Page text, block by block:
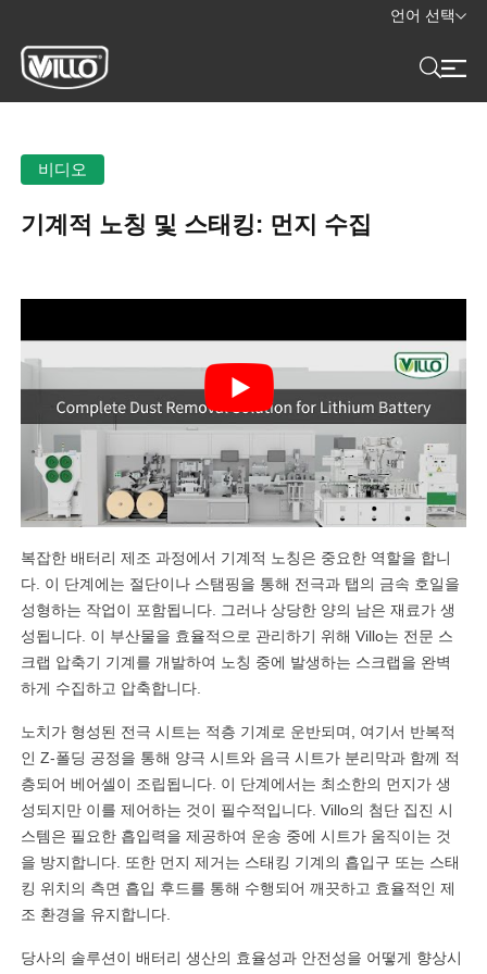
언어 선택
비디오
기계적 노칭 및 스태킹: 먼지 수집
복잡한 배터리 제조 과정에서 기계적 노칭은 중요한 역할을 합니
다. 이 단계에는 절단이나 스탬핑을 통해 전극과 탭의 금속 호일을
성형하는 작업이 포함됩니다. 그러나 상당한 양의 남은 재료가 생
성됩니다. 이 부산물을 효율적으로 관리하기 위해 Villo는 전문 스
크랩 압축기 기계를 개발하여 노칭 중에 발생하는 스크랩을 완벽
하게 수집하고 압축합니다.
노치가 형성된 전극 시트는 적층 기계로 운반되며, 여기서 반복적
인 Z-폴딩 공정을 통해 양극 시트와 음극 시트가 분리막과 함께 적
층되어 베어셀이 조립됩니다. 이 단계에서는 최소한의 먼지가 생
성되지만 이를 제어하는 ​​것이 필수적입니다. Villo의 첨단 집진 시
스템은 필요한 흡입력을 제공하여 운송 중에 시트가 움직이는 것
을 방지합니다. 또한 먼지 제거는 스태킹 기계의 흡입구 또는 스태
킹 위치의 측면 흡입 후드를 통해 수행되어 깨끗하고 효율적인 제
조 환경을 유지합니다.
당사의 솔루션이 배터리 생산의 효율성과 안전성을 어떻게 향상시